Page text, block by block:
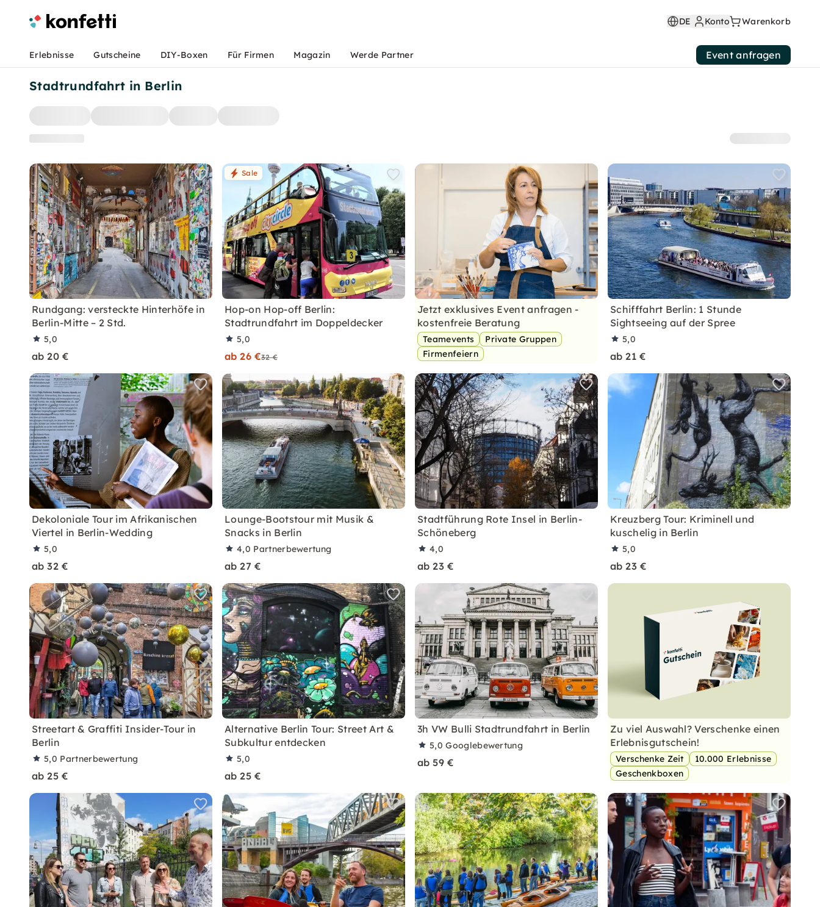
Stadtrundfahrt in Berlin
Rundgang: versteckte Hinterhöfe in
Berlin-Mitte – 2 Std.
5,0
ab 20 €
Sale
Hop-on Hop-off Berlin:
Stadtrundfahrt im Doppeldecker
5,0
ab 26 €32 €
Jetzt exklusives Event anfragen -
kostenfreie Beratung
Teamevents
Private Gruppen
Firmenfeiern
Schifffahrt Berlin: 1 Stunde
Sightseeing auf der Spree
5,0
ab 21 €
Dekoloniale Tour im Afrikanischen
Viertel in Berlin-Wedding
5,0
ab 32 €
Lounge-Bootstour mit Musik &
Snacks in Berlin
4,0 Partnerbewertung
ab 27 €
Stadtführung Rote Insel in Berlin-
Schöneberg
4,0
ab 23 €
Kreuzberg Tour: Kriminell und
kuschelig in Berlin
5,0
ab 23 €
Streetart & Graffiti Insider-Tour in
Berlin
5,0 Partnerbewertung
ab 25 €
Alternative Berlin Tour: Street Art &
Subkultur entdecken
5,0
ab 25 €
3h VW Bulli Stadtrundfahrt in Berlin
5,0Googlebewertung
ab 59 €
Zu viel Auswahl? Verschenke einen
Erlebnisgutschein!
Verschenke Zeit
10.000 Erlebnisse
Geschenkboxen
DE Konto Warenkorb
Erlebnisse Gutscheine DIY-Boxen Für Firmen Magazin Werde Partner Event anfragen